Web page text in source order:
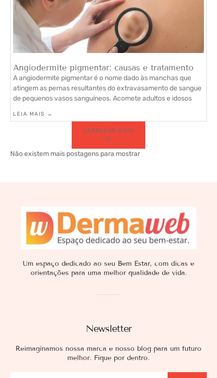
Angiodermite pigmentar: causas e tratamento
A angiodermite pigmentar é o nome dado às manchas que
atingem as pernas resultantes do extravasamento de sangue
de pequenos vasos sanguíneos. Acomete adultos e idosos
LEIA MAIS →
CARREGAR MAIS
Não existem mais postagens para mostrar
Newsletter
Reimaginamos nossa marca e nosso blog para um futuro
melhor. Fique por dentro.
Um espaço dedicado ao seu Bem Estar, com dicas e
orientações para uma melhor qualidade de vida.